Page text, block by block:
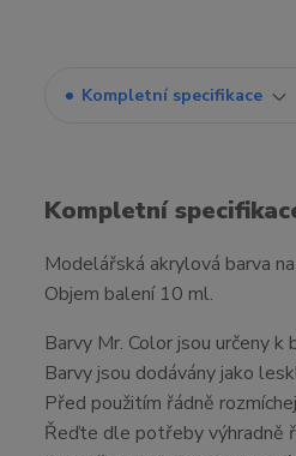
Kompletní specifikace
Kompletní
Modelářská akrylová barva
Objem balení 10 ml.
Barvy Mr. Color jsou určeny
Barvy jsou dodávány jako
Před použitím řádně
Řeďte dle potřeby výhradně